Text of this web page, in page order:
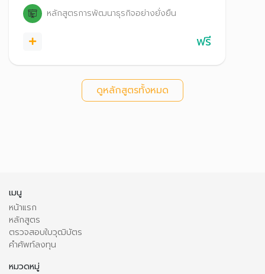
หลักสูตรการพัฒนาธุรกิจอย่างยั่งยืน
ฟรี
ดูหลักสูตรทั้งหมด
เมนู
หน้าแรก
หลักสูตร
ตรวจสอบใบวุฒิบัตร
คำศัพท์ลงทุน
หมวดหมู่